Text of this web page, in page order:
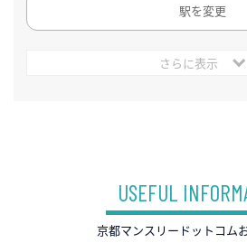
駅を変更
さらに表示
USEFUL
京都マンスリードットコム